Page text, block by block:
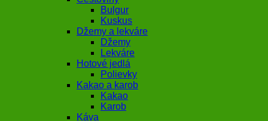
Bulgur
Kuskus
Džemy a lekváre
Džemy
Lekváre
Hotové jedlá
Polievky
Kakao a karob
Kakao
Karob
Káva